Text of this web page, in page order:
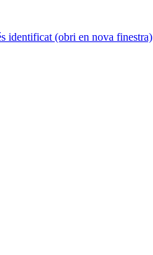
identificat (obri en nova finestra)